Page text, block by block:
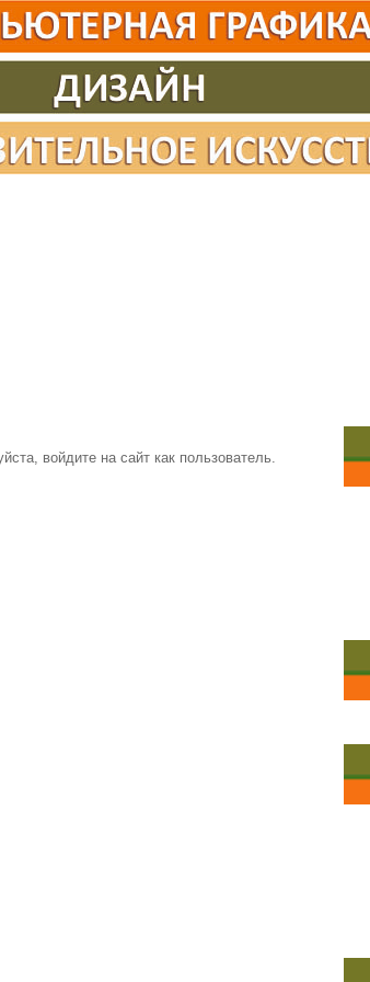
войдите на сайт как пользователь.